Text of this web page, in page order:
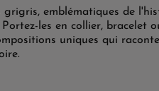
emblématiques de
les en collier, bracelet
uniques qui